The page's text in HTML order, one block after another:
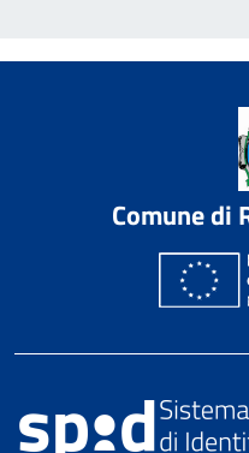
Comune di